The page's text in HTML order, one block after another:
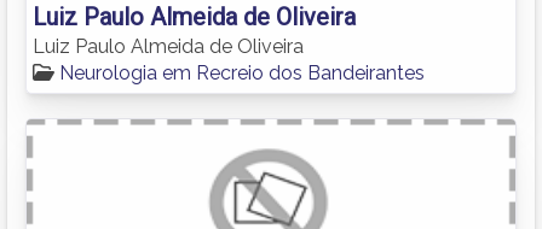
Luiz Paulo Almeida de Oliveira
Luiz Paulo Almeida de Oliveira
Neurologia em Recreio dos Bandeirantes